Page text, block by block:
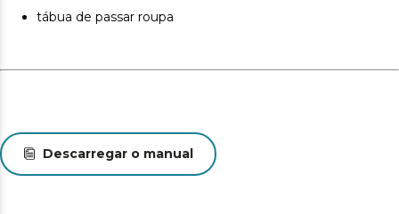
tábua de passar roupa
Descarregar o manual